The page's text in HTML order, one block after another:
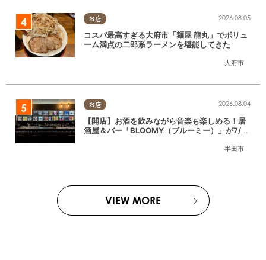
お店
大府市
2026.08.05
コスパ最高すぎる大府市「麺屋 龍丸」でボリュ
ーム満点の二郎系ラーメンを堪能してきた
お店
半田市
2026.08.04
【開店】お酒を飲みながら音楽も楽しめる！居
酒屋＆バー「BLOOMY（ブルーミー）」が7/3
VIEW MORE